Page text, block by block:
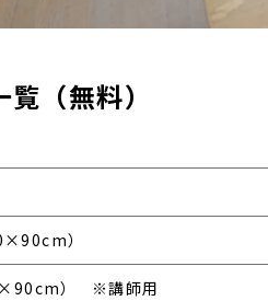
（無料）
）
）   ※講師用